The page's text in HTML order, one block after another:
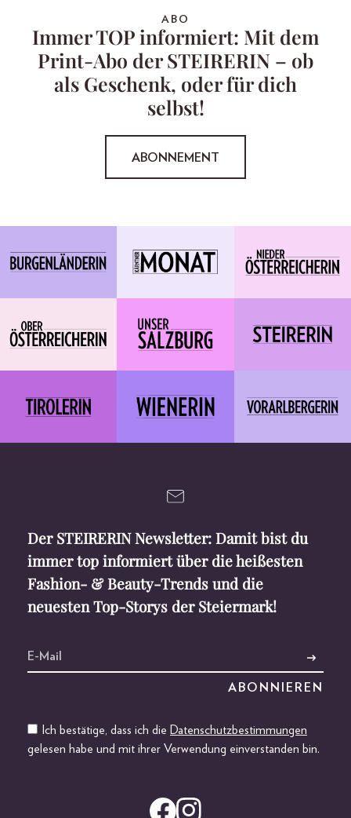
ABO
Immer TOP informiert: Mit dem
Print-Abo der STEIRERIN – ob
als Geschenk, oder für dich
selbst!
ABONNEMENT
Der STEIRERIN Newsletter: Damit bist du
immer top informiert über die heißesten
Fashion- & Beauty-Trends und die
neuesten Top-Storys der Steiermark!
Ich bestätige, dass ich die Datenschutzbestimmungen
gelesen habe und mit ihrer Verwendung einverstanden bin.